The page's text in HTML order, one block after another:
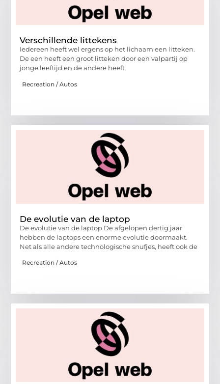
Verschillende littekens
Iedereen heeft wel ergens op het lichaam een litteken.
De een heeft een groot litteken door een valpartij op
jonge leeftijd en de andere heeft
Recreation / Autos
De evolutie van de laptop
De evolutie van de laptop De afgelopen dertig jaar
hebben de laptops een enorme evolutie doormaakt.
Net als alle andere technologische snufjes, heeft ook de
Recreation / Autos